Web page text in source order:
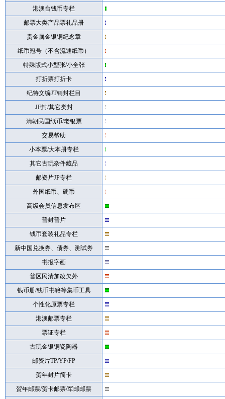
港澳台钱币专栏
邮票大类产品票礼品册
贵金属金银铜纪念章
纸币冠号（不含流通纸币）
特殊版式小型张/小全张
打折票打折卡
纪特文编JT销封栏目
JF封/其它类封
清朝民国纸币/老银票
交易帮助
小本票/大本册专栏
其它古玩杂件藏品
邮资片JP专栏
外国纸币、硬币
高级会员信息发布区
普封普片
钱币套装礼品专栏
新中国兑换券、债券、测试券
书报字画
普区民清加改欠外
钱币册/钱币书籍等集币工具
个性化原票专栏
港澳邮票专栏
票证专栏
古玩金银铜瓷陶器
邮资片TP/YP/FP
贺年封片简卡
贺年邮票/贺卡邮票/军邮邮票